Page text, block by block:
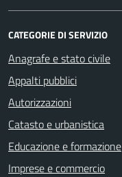
CATEGORIE DI SERVIZIO
Anagrafe e stato civile
Appalti pubblici
Autorizzazioni
Catasto e urbanistica
Educazione e formazione
Imprese e commercio